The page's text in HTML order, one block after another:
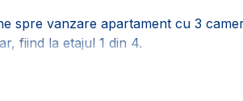
spre vanzare apartament cu 3
fiind la etajul 1 din 4.
fiind compusa din: